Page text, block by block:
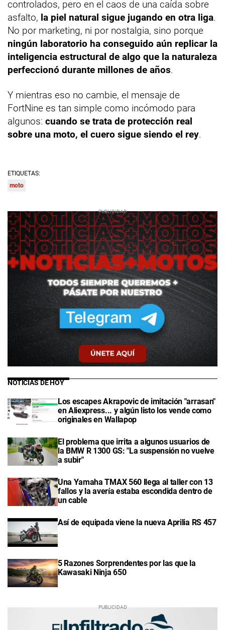
controlados, pero en el caos de una caída sobre
asfalto, la piel natural sigue jugando en otra liga.
No por marketing, ni por nostalgia, sino porque
ningún laboratorio ha conseguido aún replicar la
inteligencia estructural de algo que la naturaleza
perfeccionó durante millones de años.
Y mientras eso no cambie, el mensaje de
FortNine es tan simple como incómodo para
algunos: cuando se trata de protección real
sobre una moto, el cuero sigue siendo el rey.
ETIQUETAS:
moto
NOTICIAS DE HOY
Los escapes Akrapovic de imitación "arrasan"
en Aliexpress... y algún listo los vende como
originales en Wallapop
El problema que irrita a algunos usuarios de
la BMW R 1300 GS: "La suspensión no vuelve
a subir"
Una Yamaha TMAX 560 llega al taller con 13
fallos y la avería estaba escondida dentro de
un cable
Así de equipada viene la nueva Aprilia RS 457
5 Razones Sorprendentes por las que la
Kawasaki Ninja 650